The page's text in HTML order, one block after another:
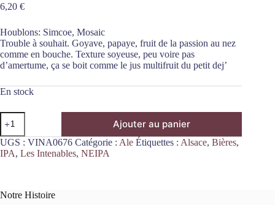
6,20 €
Houblons: Simcoe, Mosaic
Trouble à souhait. Goyave, papaye, fruit de la passion au nez
comme en bouche. Texture soyeuse, peu voire pas
d’amertume, ça se boit comme le jus multifruit du petit dej’
En stock
quantité
de
Tropical
Therapy
NEIPA
Ajouter au panier
UGS : VINA0676 Catégorie : Ale Étiquettes : Alsace, Bières,
IPA, Les Intenables, NEIPA
Notre Histoire